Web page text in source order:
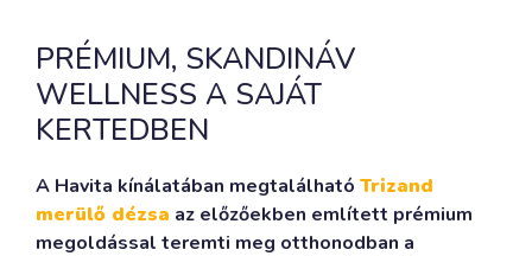
PRÉMIUM, SKANDINÁV
WELLNESS A SAJÁT
KERTEDBEN
A Havita kínálatában megtalálható Trizand
merülő dézsa az előzőekben említett prémium
megoldással teremti meg otthonodban a